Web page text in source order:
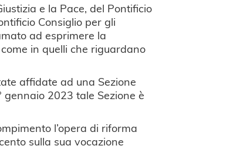
e la Pace, del Pontificio
Consiglio per gli
ad esprimere la
in quelli che riguardano
affidate ad una Sezione
2023 tale Sezione è
l’opera di riforma
sulla sua vocazione